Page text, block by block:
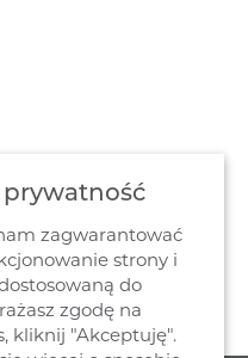
prywatność
zagwarantować
strony i
do
zgodę na
kliknij "Akceptuję".